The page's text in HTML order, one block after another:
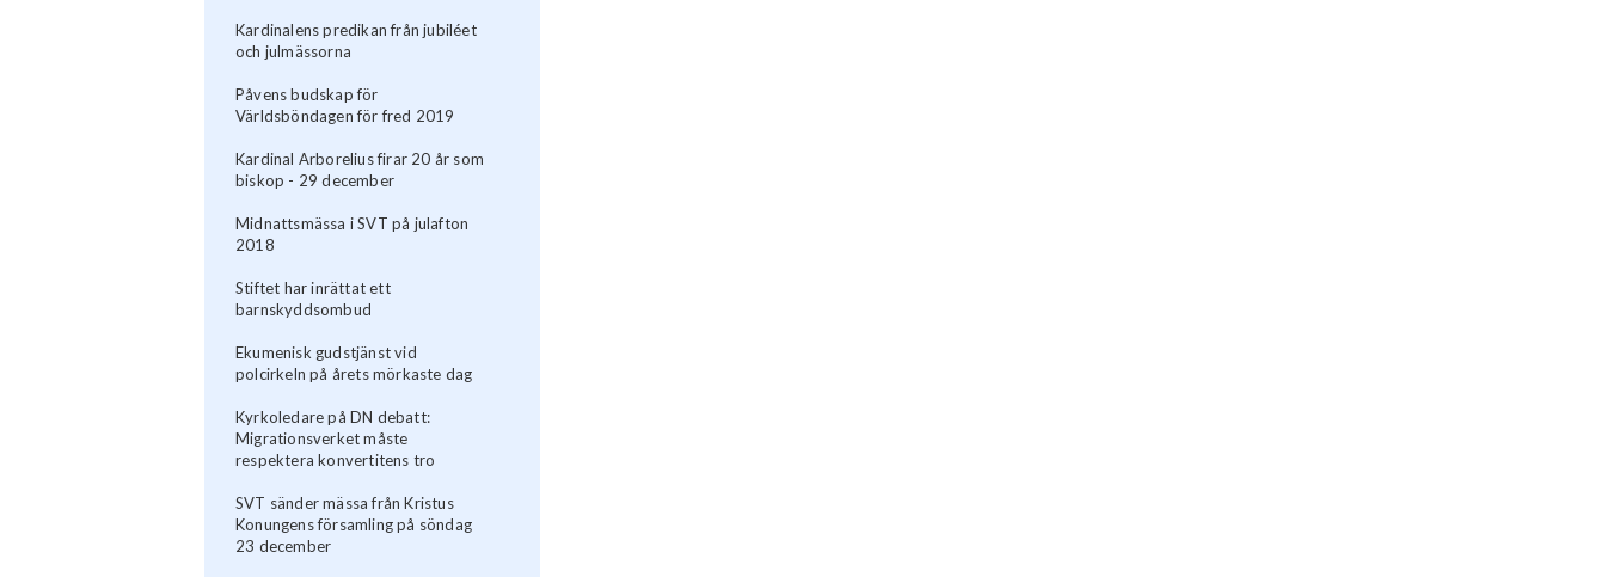
Kardinalens predikan från jubiléet
och julmässorna
Påvens budskap för
Världsböndagen för fred 2019
Kardinal Arborelius firar 20 år som
biskop - 29 december
Midnattsmässa i SVT på julafton
2018
Stiftet har inrättat ett
barnskyddsombud
Ekumenisk gudstjänst vid
polcirkeln på årets mörkaste dag
Kyrkoledare på DN debatt:
Migrationsverket måste
respektera konvertitens tro
SVT sänder mässa från Kristus
Konungens församling på söndag
23 december